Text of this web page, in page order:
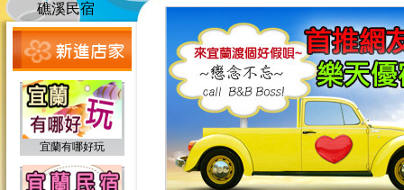
礁溪民宿
宜蘭有哪好玩